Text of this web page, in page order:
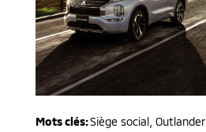
Mots clés:Siège social, Outlander,